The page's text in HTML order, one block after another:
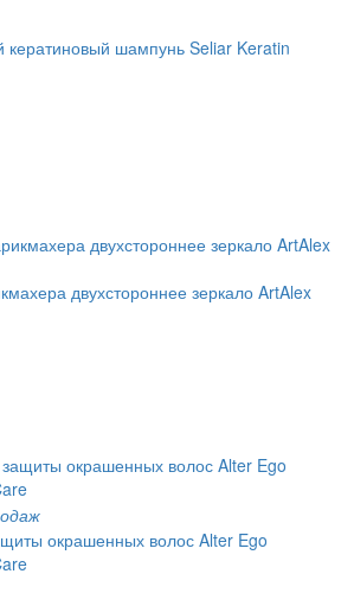
кератиновый шампунь Seliar Keratin
двухстороннее зеркало ArtAlex
окрашенных волос Alter Ego